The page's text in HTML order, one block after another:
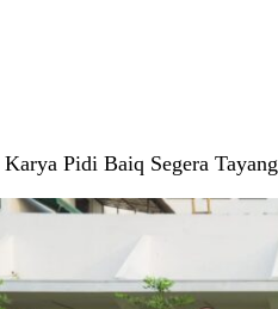
Karya Pidi Baiq Segera Tayang